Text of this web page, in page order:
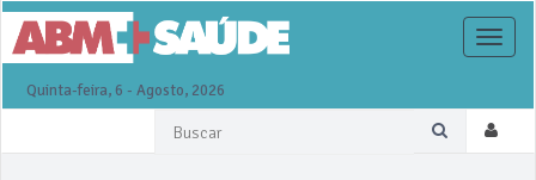
Quinta-feira, 6 - Agosto, 2026
Toggle